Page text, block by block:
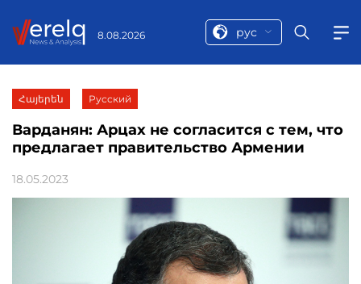
8.08.2026 рус
Հայերեն Русский
Варданян: Арцах не согласится с тем, что
предлагает правительство Армении
18.05.2023